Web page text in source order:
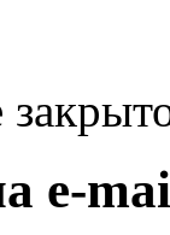
e-